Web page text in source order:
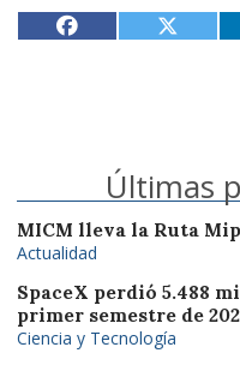
Últimas
MICM lleva la Ruta
Actualidad
SpaceX perdió 5.488
primer semestre de
Ciencia y Tecnología